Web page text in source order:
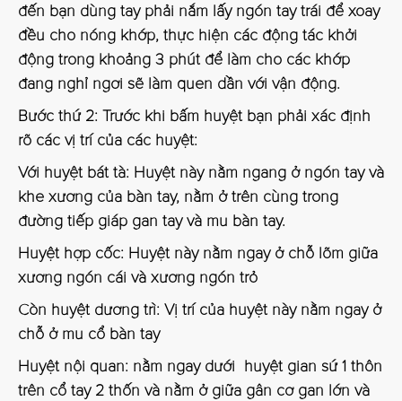
đến bạn dùng tay phải nắm lấy ngón tay trái để xoay
đều cho nóng khớp, thực hiện các động tác khởi
động trong khoảng 3 phút để làm cho các khớp
đang nghỉ ngơi sẽ làm quen dần với vận động.
Bước thứ 2: Trước khi bấm huyệt bạn phải xác định
rõ các vị trí của các huyệt:
Với huyệt bát tà: Huyệt này nằm ngang ở ngón tay và
khe xương của bàn tay, nằm ở trên cùng trong
đường tiếp giáp gan tay và mu bàn tay.
Huyệt hợp cốc: Huyệt này nằm ngay ở chỗ lõm giữa
xương ngón cái và xương ngón trỏ
Còn huyệt dương trì: Vị trí của huyệt này nằm ngay ở
chỗ ở mu cổ bàn tay
Huyệt nội quan: nằm ngay dưới huyệt gian sứ 1 thôn
trên cổ tay 2 thốn và nằm ở giữa gân cơ gan lớn và